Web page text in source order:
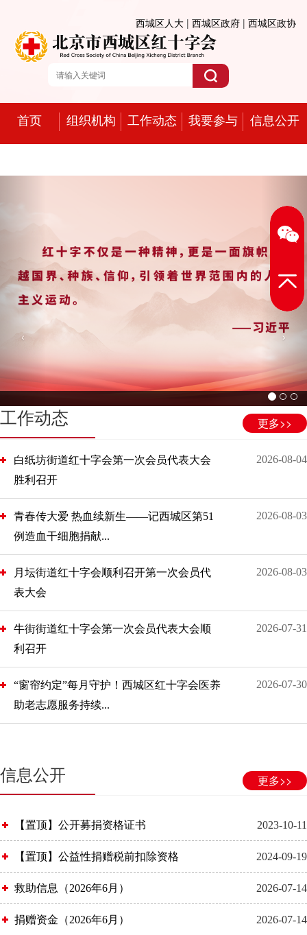
西城区人大 | 西城区政府 | 西城区政协
首页 组织机构 工作动态 我要参与 信息公开
‹ ›
更多>>
工作动态
白纸坊街道红十字会第一次会员代表大会
胜利召开
2026-08-04
青春传大爱 热血续新生——记西城区第51
例造血干细胞捐献...
2026-08-03
月坛街道红十字会顺利召开第一次会员代
表大会
2026-08-03
牛街街道红十字会第一次会员代表大会顺
利召开
2026-07-31
“窗帘约定”每月守护！西城区红十字会医养
助老志愿服务持续...
2026-07-30
更多>>
信息公开
【置顶】公开募捐资格证书 2023-10-11
【置顶】公益性捐赠税前扣除资格 2024-09-19
救助信息（2026年6月） 2026-07-14
捐赠资金（2026年6月） 2026-07-14